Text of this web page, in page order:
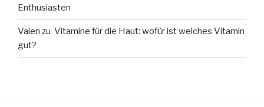
Enthusiasten
Valen zu Vitamine für die Haut: wofür ist welches Vitamin
gut?